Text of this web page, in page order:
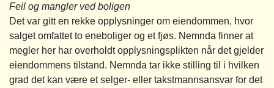
Feil og mangler ved boligen
Det var gitt en rekke opplysninger om eiendommen, hvor
salget omfattet to eneboliger og et fjøs. Nemnda finner at
megler her har overholdt opplysningsplikten når det gjelder
eiendommens tilstand. Nemnda tar ikke stilling til i hvilken
grad det kan være et selger- eller takstmannsansvar for det